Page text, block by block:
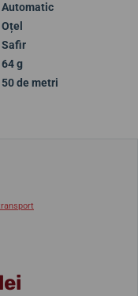
Automatic
Oțel
Safir
64 g
50 de metri